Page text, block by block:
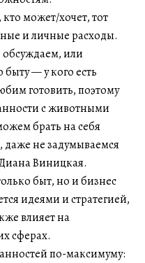
может/хочет, тот
и личные расходы.
или
— у кого есть
готовить, поэтому
с животными
брать на себя
даже не задумываемся
Виницкая.
быт, но и бизнес
идеями и стратегией,
влияет на
сферах.
по-максимуму: